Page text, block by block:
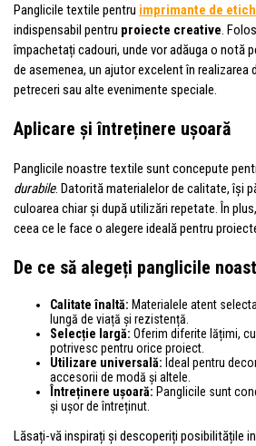
Panglicile textile pentru imprimante de
indispensabil pentru proiecte creative.
împachetați cadouri, unde vor adăuga o notă
de asemenea, un ajutor excelent în realizarea
petreceri sau alte evenimente speciale.
Aplicare și întreținere ușoară
Panglicile noastre textile sunt concepute
durabile. Datorită materialelor de calitate, își
culoarea chiar și după utilizări repetate. În
ceea ce le face o alegere ideală pentru
De ce să alegeți panglicile
Calitate înaltă: Materialele atent
lungă de viață și rezistență.
Selecție largă: Oferim diferite lățimi,
potrivesc pentru orice proiect.
Utilizare universală: Ideal pentru
accesorii de modă și altele.
Întreținere ușoară: Panglicile sunt
și ușor de întreținut.
Lăsați-vă inspirați și descoperiți posibilitățile